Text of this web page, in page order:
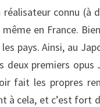
connu (à
en France.
pays. Ainsi, au
deux premiers
fait les propres
à cela, et c’est